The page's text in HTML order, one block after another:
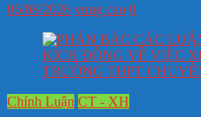
06/08/2026 vung cao 0
Chính Luận CT - XH